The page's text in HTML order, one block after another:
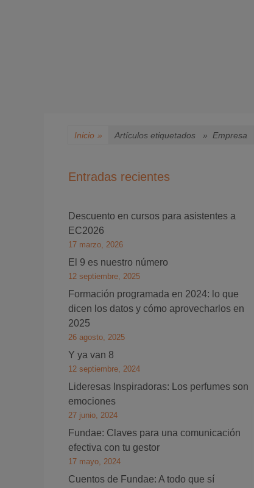
Inicio » Artículos etiquetados » Empresa
Entradas recientes
Descuento en cursos para asistentes a
EC2026
17 marzo, 2026
El 9 es nuestro número
12 septiembre, 2025
Formación programada en 2024: lo que
dicen los datos y cómo aprovecharlos en
2025
26 agosto, 2025
Y ya van 8
12 septiembre, 2024
Lideresas Inspiradoras: Los perfumes son
emociones
27 junio, 2024
Fundae: Claves para una comunicación
efectiva con tu gestor
17 mayo, 2024
Cuentos de Fundae: A todo que sí